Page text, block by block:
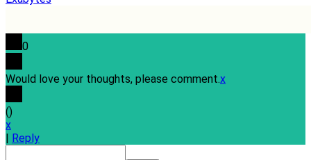
0
Would love your thoughts, please comment.x
()
x
| Reply